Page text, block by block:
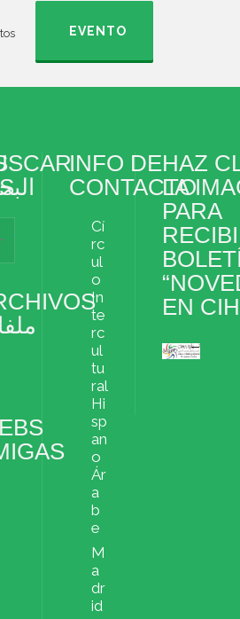
EVENTO
INFO DE
CONTACTO
Cí
rc
ul
o
In
te
rc
ul
tu
ral
Hi
sp
an
o
Ár
a
b
e
M
a
dr
id
HAZ
LA
PARA
EN